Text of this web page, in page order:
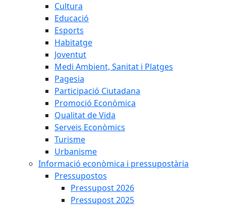
Cultura
Educació
Esports
Habitatge
Joventut
Medi Ambient, Sanitat i Platges
Pagesia
Participació Ciutadana
Promoció Econòmica
Qualitat de Vida
Serveis Econòmics
Turisme
Urbanisme
Informació econòmica i pressupostària
Pressupostos
Pressupost 2026
Pressupost 2025